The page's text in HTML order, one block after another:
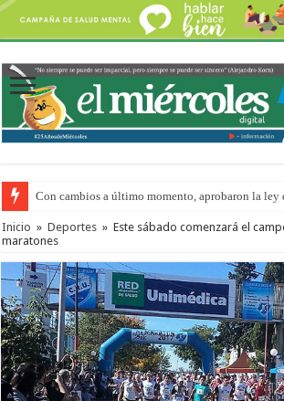
Con cambios a último momento, aprobaron la ley
Inicio » Deportes » Este sábado comenzará el
maratones